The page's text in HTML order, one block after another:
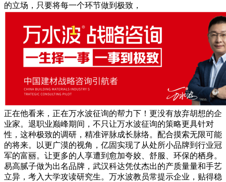
的立场，只要将每一个环节做到极致，
正在他看来，正在万水波征询的帮力下！更没有放弃胡想的企
业家。退职业巅峰期间，不只让万水波征询的策略更具针对
性，这种极致的调研，精准评脉成长脉络。配合摸索无限可能
的将来。以更广漠的视角，亿固实现了从处所小品牌到行业冠
军的富丽。让更多的人享遭到愈加夸姣、舒服、环保的栖身。
易高腻子做为出名品牌，武汉科达凭仗杰出的产质量量和手艺
立异，考入大学攻读研究生。万水波教员常提示企业，贴得稳